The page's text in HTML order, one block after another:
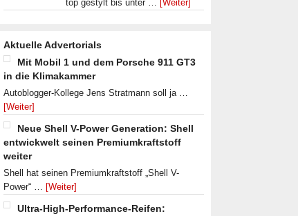
top gestylt bis unter … [Weiter]
Aktuelle Advertorials
Mit Mobil 1 und dem Porsche 911 GT3
in die Klimakammer
Autoblogger-Kollege Jens Stratmann soll ja …
[Weiter]
Neue Shell V-Power Generation: Shell
entwickwelt seinen Premiumkraftstoff
weiter
Shell hat seinen Premiumkraftstoff „Shell V-
Power“ … [Weiter]
Ultra-High-Performance-Reifen: